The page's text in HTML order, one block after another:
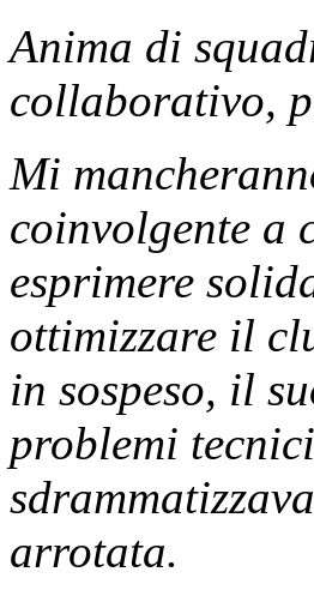
Anima di
collaborativo,
Mi
coinvolgente a
esprimere
ottimizzare il
in sospeso, il
problemi
arrotata.